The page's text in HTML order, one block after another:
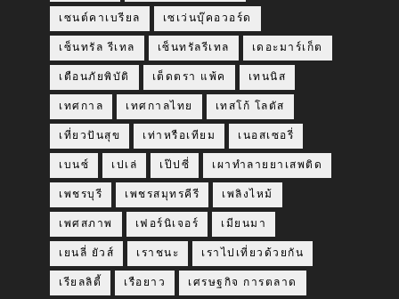
เซนต์คาเบรียล เซเว่นบุ๊คอวอร์ด
เซ็นทรัล รีเทล เซ็นทรัลรีเทล เดอะมาร์เก็ต
เตือนภัยพิบัติ เต็ดตรา แพ้ค เทนนิส
เทศกาล เทศกาลไทย เทสโก้ โลตัส
เที่ยวปันสุข เท่าหรือเทียม เนอสเซอรี่
เบนซ์ เปเล่ เป๊ปซี่ เผาทำลายยาเสพติด
เพชรบุรี เพชรสมุทรคีรี เพลิงไหม้
เพศสภาพ เฟอร์นิเจอร์ เมียนมา
เยนลี่ ยัวส์ เราชนะ เราไปเที่ยวด้วยกัน
เรียลลิตี้ เรือยาว เศรษฐกิจ การตลาด